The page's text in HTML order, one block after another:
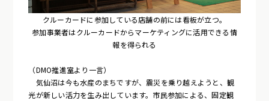
クルーカードに参加している店舗の前には看板が立つ。
参加事業者はクルーカードからマーケティングに活用できる情
報を得られる
（DMO推進室より一言）
気仙沼は今も水産のまちですが、震災を乗り越えようと、観
光が新しい活力を生み出しています。市民参加による、固定観